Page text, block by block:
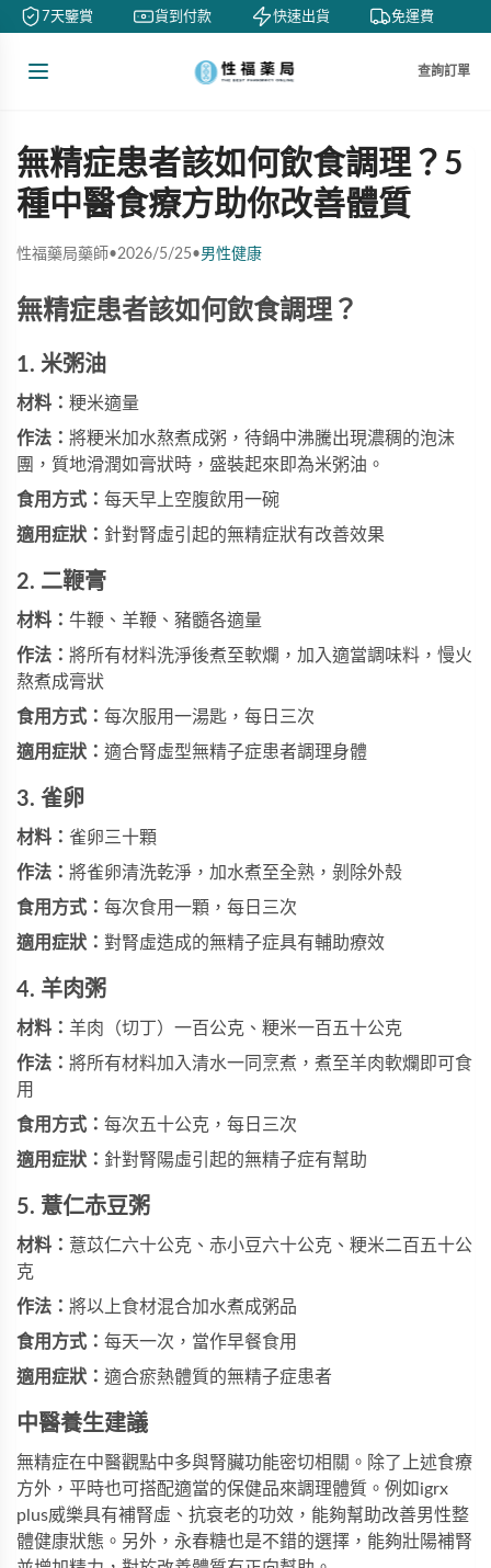
7天鑒賞 貨到付款 快速出貨 免運費
查詢訂單
無精症患者該如何飲食調理？5
種中醫食療方助你改善體質
性福藥局藥師•2026/5/25•男性健康
無精症患者該如何飲食調理？
1. 米粥油
材料： 粳米適量
作法： 將粳米加水熬煮成粥，待鍋中沸騰出現濃稠的泡沫
團，質地滑潤如膏狀時，盛裝起來即為米粥油。
食用方式： 每天早上空腹飲用一碗
適用症狀： 針對腎虛引起的無精症狀有改善效果
2. 二鞭膏
材料： 牛鞭、羊鞭、豬髓各適量
作法： 將所有材料洗淨後煮至軟爛，加入適當調味料，慢火
熬煮成膏狀
食用方式： 每次服用一湯匙，每日三次
適用症狀： 適合腎虛型無精子症患者調理身體
3. 雀卵
材料： 雀卵三十顆
作法： 將雀卵清洗乾淨，加水煮至全熟，剝除外殼
食用方式： 每次食用一顆，每日三次
適用症狀： 對腎虛造成的無精子症具有輔助療效
4. 羊肉粥
材料： 羊肉（切丁）一百公克、粳米一百五十公克
作法： 將所有材料加入清水一同烹煮，煮至羊肉軟爛即可食
用
食用方式： 每次五十公克，每日三次
適用症狀： 針對腎陽虛引起的無精子症有幫助
5. 薏仁赤豆粥
材料： 薏苡仁六十公克、赤小豆六十公克、粳米二百五十公
克
作法： 將以上食材混合加水煮成粥品
食用方式： 每天一次，當作早餐食用
適用症狀： 適合瘀熱體質的無精子症患者
中醫養生建議
無精症在中醫觀點中多與腎臟功能密切相關。除了上述食療
方外，平時也可搭配適當的保健品來調理體質。例如 igrx
plus威樂具有補腎虛、抗衰老的功效，能夠幫助改善男性整
體健康狀態。另外， 永春糖也是不錯的選擇，能夠壯陽補腎